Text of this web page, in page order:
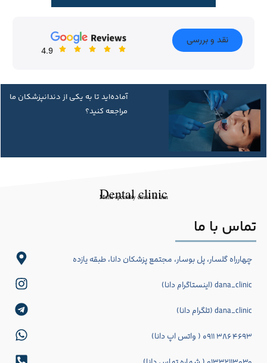
نقد و بررسی
4.9
آماده‌اید تا به یکی از دندانپزشکان ما
مراجعه کنید؟
Dental clinic
Multi-specialty clinic in Iran
تماس با ما
چهارراه گلسار، پل بوسار، مجتمع پزشکان دانا، طبقه یازده
dana_clinic (اینستاگرام دانا)
dana_clinic (تلگرام دانا)
۴۶۹۳ ۳۸۶ ۰۹۱۱ ( واتس اپ دانا)